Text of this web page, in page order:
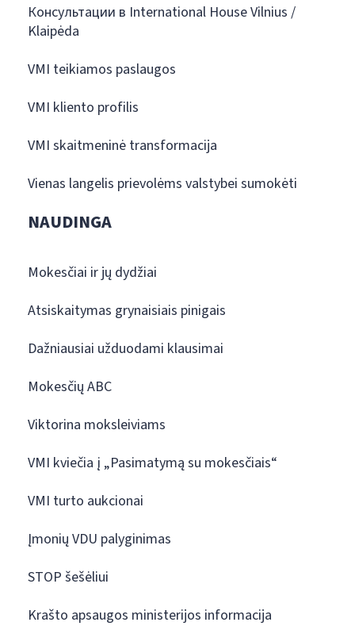
Консультации в International House Vilnius /
Klaipėda
VMI teikiamos paslaugos
VMI kliento profilis
VMI skaitmeninė transformacija
Vienas langelis prievolėms valstybei sumokėti
NAUDINGA
Mokesčiai ir jų dydžiai
Atsiskaitymas grynaisiais pinigais
Dažniausiai užduodami klausimai
Mokesčių ABC
Viktorina moksleiviams
VMI kviečia į „Pasimatymą su mokesčiais“
VMI turto aukcionai
Įmonių VDU palyginimas
STOP šešėliui
Krašto apsaugos ministerijos informacija